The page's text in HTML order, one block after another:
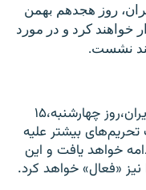
روز هجدهم بهمن
خواهند کرد و در مورد
نشست.
يک عضو تيم مذاکره کننده هسته ای ايران،روز چهارشنبه،۱۵
بيشتر عليه
خواهد يافت و اين
«فعال» خواهد کرد.